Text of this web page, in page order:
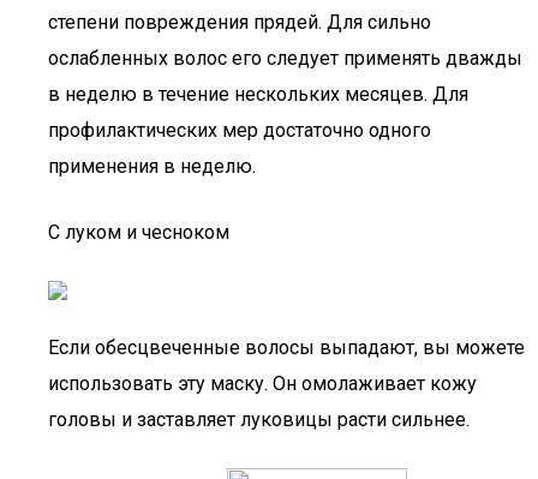
степени повреждения прядей. Для сильно
ослабленных волос его следует применять дважды
в неделю в течение нескольких месяцев. Для
профилактических мер достаточно одного
применения в неделю.
С луком и чесноком
Если обесцвеченные волосы выпадают, вы можете
использовать эту маску. Он омолаживает кожу
головы и заставляет луковицы расти сильнее.